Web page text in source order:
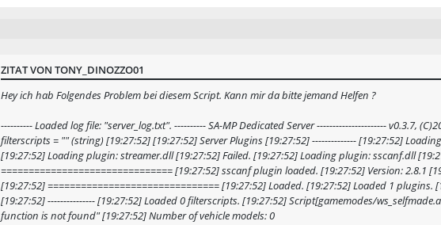
ZITAT VON TONY_DINOZZO01
Hey ich hab Folgendes Problem bei diesem Script. Kann mir da bitte jemand Helfen ?
---------- Loaded log file: "server_log.txt". ---------- SA-MP Dedicated Server ---------------------- v0.3.7,
filterscripts = "" (string) [19:27:52] [19:27:52] Server Plugins [19:27:52] -------------- [19:27:52]
[19:27:52] Loading plugin: streamer.dll [19:27:52] Failed. [19:27:52] Loading plugin: sscanf.dll
=============================== [19:27:52] sscanf plugin loaded. [19:27:52] Version: 2.8.1
[19:27:52] =============================== [19:27:52] Loaded. [19:27:52] Loaded 1 plugins.
[19:27:52] --------------- [19:27:52] Loaded 0 filterscripts. [19:27:52] Script[gamemodes/
function is not found" [19:27:52] Number of vehicle models: 0